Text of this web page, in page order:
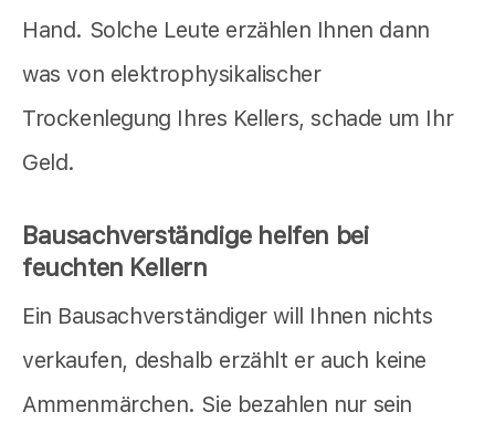
Hand. Solche Leute erzählen Ihnen dann
was von elektrophysikalischer
Trockenlegung Ihres Kellers, schade um Ihr
Geld.
Bausachverständige helfen bei
feuchten Kellern
Ein Bausachverständiger will Ihnen nichts
verkaufen, deshalb erzählt er auch keine
Ammenmärchen. Sie bezahlen nur sein